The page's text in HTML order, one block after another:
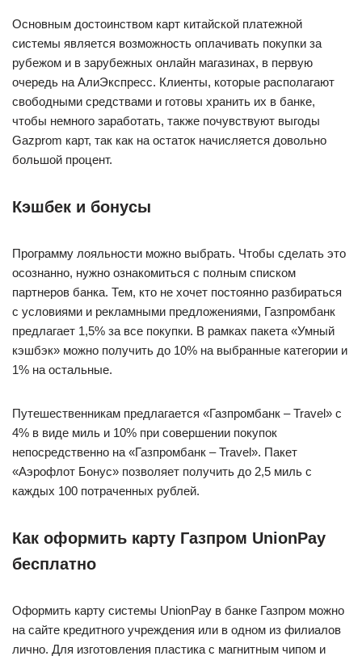
Основным достоинством карт китайской платежной
системы является возможность оплачивать покупки за
рубежом и в зарубежных онлайн магазинах, в первую
очередь на АлиЭкспресс. Клиенты, которые располагают
свободными средствами и готовы хранить их в банке,
чтобы немного заработать, также почувствуют выгоды
Gazprom карт, так как на остаток начисляется довольно
большой процент.
Кэшбек и бонусы
Программу лояльности можно выбрать. Чтобы сделать это
осознанно, нужно ознакомиться с полным списком
партнеров банка. Тем, кто не хочет постоянно разбираться
с условиями и рекламными предложениями, Газпромбанк
предлагает 1,5% за все покупки. В рамках пакета «Умный
кэшбэк» можно получить до 10% на выбранные категории и
1% на остальные.
Путешественникам предлагается «Газпромбанк – Travel» с
4% в виде миль и 10% при совершении покупок
непосредственно на «Газпромбанк – Travel». Пакет
«Аэрофлот Бонус» позволяет получить до 2,5 миль с
каждых 100 потраченных рублей.
Как оформить карту Газпром UnionPay
бесплатно
Оформить карту системы UnionPay в банке Газпром можно
на сайте кредитного учреждения или в одном из филиалов
лично. Для изготовления пластика с магнитным чипом и